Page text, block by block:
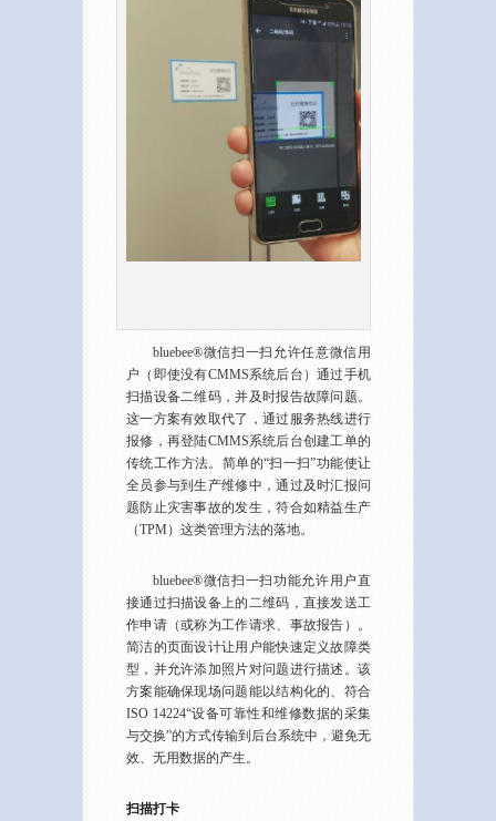
bluebee®微信扫一扫允许任意微信用
户（即使没有CMMS系统后台）通过手机
扫描设备二维码，并及时报告故障问题。
这一方案有效取代了，通过服务热线进行
报修，再登陆CMMS系统后台创建工单的
传统工作方法。简单的“扫一扫”功能使让
全员参与到生产维修中，通过及时汇报问
题防止灾害事故的发生，符合如精益生产
（TPM）这类管理方法的落地。
bluebee®微信扫一扫功能允许用户直
接通过扫描设备上的二维码，直接发送工
作申请（或称为工作请求、事故报告）。
简洁的页面设计让用户能快速定义故障类
型，并允许添加照片对问题进行描述。该
方案能确保现场问题能以结构化的、符合
ISO 14224“设备可靠性和维修数据的采集
与交换”的方式传输到后台系统中，避免无
效、无用数据的产生。
扫描打卡